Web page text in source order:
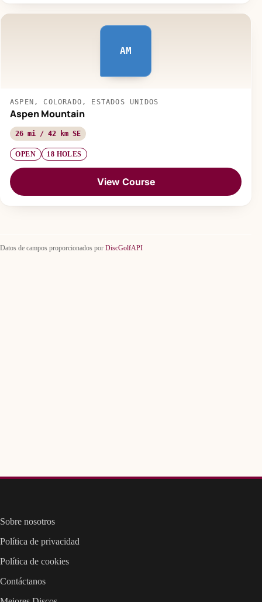
AM
ASPEN, COLORADO, ESTADOS UNIDOS
Aspen Mountain
26 mi / 42 km SE
OPEN 18 HOLES
View Course
Datos de campos proporcionados por DiscGolfAPI
Sobre nosotros
Política de privacidad
Política de cookies
Contáctanos